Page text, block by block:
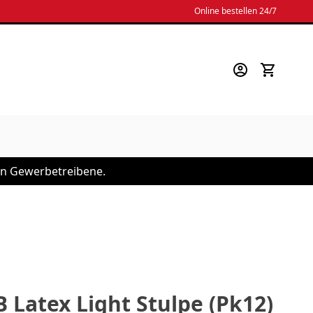
Online bestellen 24/7
Gewerbetreibene.
Latex Light Stulpe (Pk12)